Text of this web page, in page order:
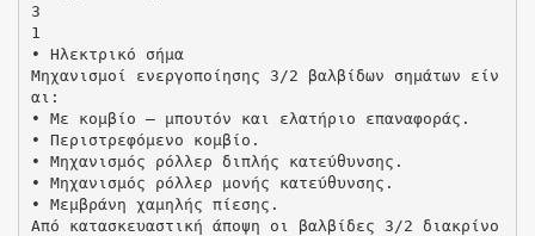
3
1
• Ηλεκτρικό σήµα
Μηχανισµοί ενεργοποίησης 3/2 βαλβίδων σηµάτων είν
αι:
• Με κοµβίο – µπουτόν και ελατήριο επαναφοράς.
• Περιστρεφόµενο κοµβίο.
• Μηχανισµός ρόλλερ διπλής κατεύθυνσης.
• Μηχανισµός ρόλλερ µονής κατεύθυνσης.
• Μεµβράνη χαµηλής πίεσης.
Από κατασκευαστική άποψη οι βαλβίδες 3/2 διακρίνο